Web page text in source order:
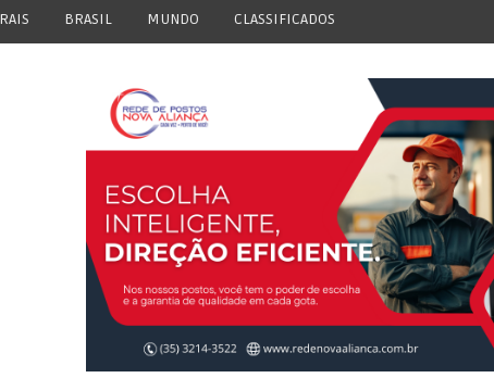
BRASIL MUNDO CLASSIFICADOS